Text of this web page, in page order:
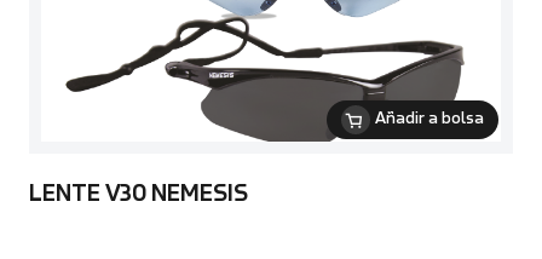
Añadir a bolsa
LENTE V30 NEMESIS